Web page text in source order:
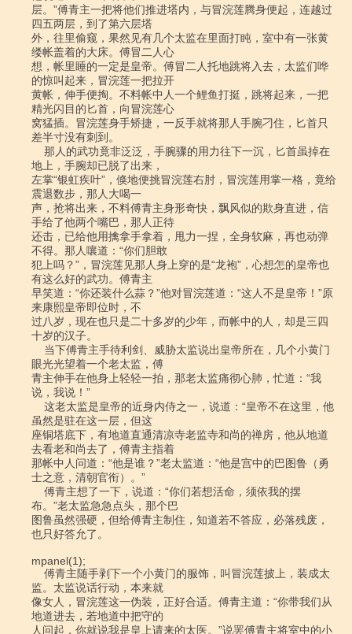
层。”傅青主一把将他们推进塔内，与冒浣莲腾身便起，连越过
四五两层，到了第六层塔
外，往里偷窥，果然见有几个太监在里面打盹，室中有一张黄
缕帐盖着的大床。傅冒二人心
想，帐里睡的一定是皇帝。傅冒二人托地跳将入去，太监们哗
的惊叫起来，冒浣莲一把拉开
黄帐，伸手便掏。不料帐中人一个鲤鱼打挺，跳将起来，一把
精光闪目的匕首，向冒浣莲心
窝猛插。冒浣莲身手矫捷，一反手就将那人手腕刁住，匕首只
差半寸没有刺到。
地上，手腕却已脱了出来，
左掌“银虹疾叶”，倏地便挑冒浣莲右肘，冒浣莲用掌一格，竟给
震退数步，那人大喝一
声，抢将出来，不料傅青主身形奇快，飘风似的欺身直进，信
手给了他两个嘴巴，那人正待
还击，已给他用擒拿手拿着，甩力一捏，全身软麻，再也动弹
不得。那人嚷道：“你们胆敢
犯上吗？”，冒浣莲见那人身上穿的是“龙袍”，心想怎的皇帝也
有这么好的武功。傅青主
早笑道：“你还装什么蒜？”他对冒浣莲道：“这人不是皇帝！”原
来康熙皇帝即位时，不
过八岁，现在也只是二十多岁的少年，而帐中的人，却是三四
十岁的汉子。
眼光光望着一个老太监，傅
青主伸手在他身上轻轻一拍，那老太监痛彻心肺，忙道：“我
说，我说！”
虽然是驻在这一层，但这
座铜塔底下，有地道直通清凉寺老监寺和尚的禅房，他从地道
去看老和尚去了，傅青主指着
那帐中人问道：“他是谁？”老太监道：“他是宫中的巴图鲁（勇
士之意，清朝官衔）。”
布。”老太监急急点头，那个巴
图鲁虽然强硬，但给傅青主制住，知道若不答应，必落残废，
也只好答允了。
mpanel(1);
监。太监说话行动，本来就
像女人，冒浣莲这一伪装，正好合适。傅青主道：“你带我们从
地道进去，若地道中把守的
人问起，你就说我是皇上请来的太医。”说罢傅青主将室中的小